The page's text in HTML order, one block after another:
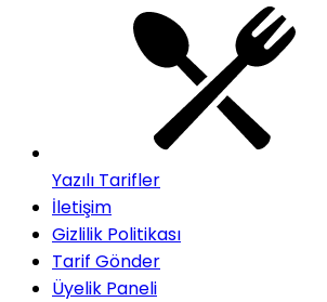
Yazılı Tarifler
İletişim
Gizlilik Politikası
Tarif Gönder
Üyelik Paneli